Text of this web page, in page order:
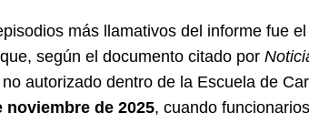
más llamativos del informe fue
según el documento citado por
autorizado dentro de la Escuela de
noviembre de 2025, cuando